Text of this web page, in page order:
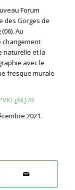
Forum
des Gorges de
Au
changement
naturelle et la
avec le
fresque murale
2021.